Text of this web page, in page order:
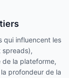
qui influencent les
spreads),
la plateforme,
profondeur de la